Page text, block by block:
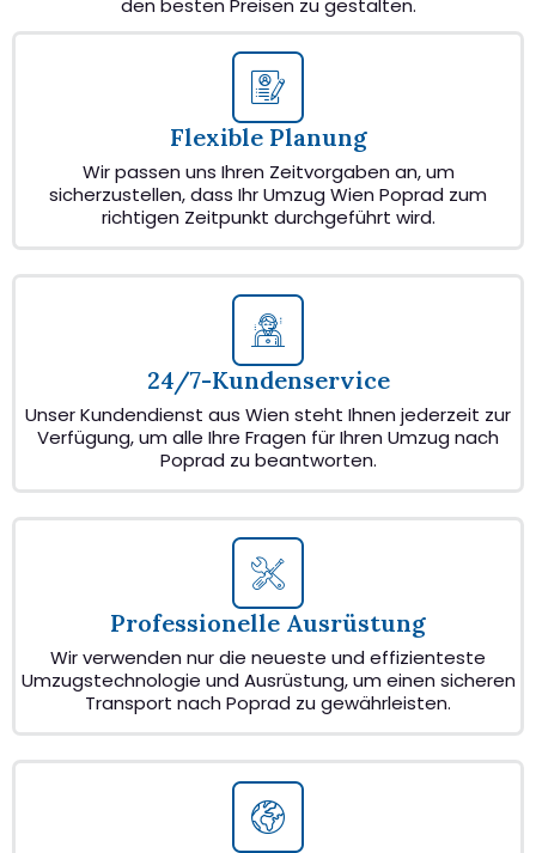
Flexible Planung
Wir passen uns Ihren Zeitvorgaben an, um
sicherzustellen, dass Ihr Umzug Wien Poprad zum
richtigen Zeitpunkt durchgeführt wird.
24/7-Kundenservice
Unser Kundendienst aus Wien steht Ihnen jederzeit zur
Verfügung, um alle Ihre Fragen für Ihren Umzug nach
Poprad zu beantworten.
Professionelle Ausrüstung
Wir verwenden nur die neueste und effizienteste
Umzugstechnologie und Ausrüstung, um einen sicheren
Transport nach Poprad zu gewährleisten.